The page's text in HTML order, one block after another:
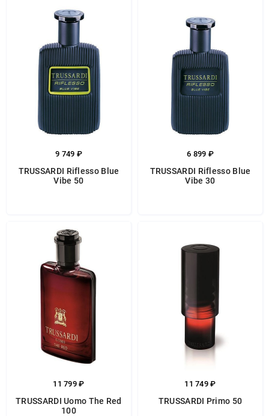
9 749 ₽
TRUSSARDI Riflesso Blue
Vibe 50
6 899 ₽
TRUSSARDI Riflesso Blue
Vibe 30
11 799 ₽
TRUSSARDI Uomo The Red
100
11 749 ₽
TRUSSARDI Primo 50